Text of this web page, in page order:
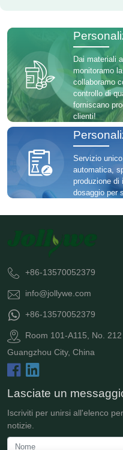
Dai materiali
monitoramo
collaboramo
controllo di
forniscano
clienti!
Servizio
automatica,
produzione di
dosaggio per
+86-13570052379
info@jollywe.com
+86-13570052379
Room 101-A115, No.
Guangzhou City, China
Lasciate un
Iscriviti per unirsi all'elenco
notizie.